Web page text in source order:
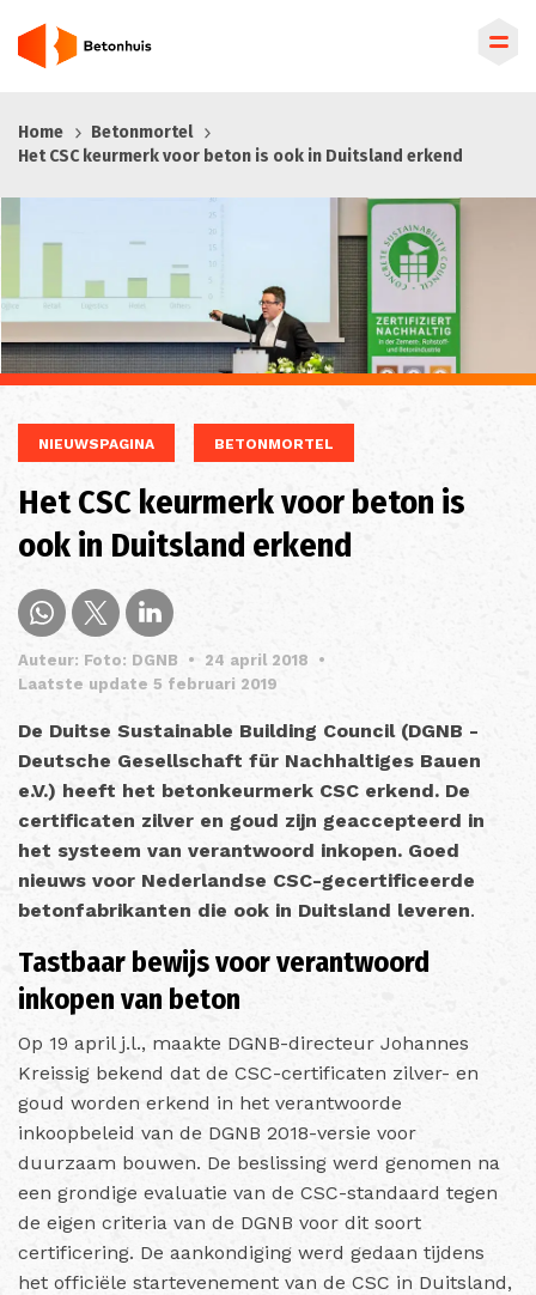
en
naar
de
inhoud
Home
Betonmortel
Het CSC keurmerk voor beton is ook in Duitsland erkend
NIEUWSPAGINA BETONMORTEL
Het CSC keurmerk voor beton is
ook in Duitsland erkend
Auteur: Foto: DGNB • 24 april 2018
•
Laatste update 5 februari 2019
De Duitse Sustainable Building Council (DGNB -
Deutsche Gesellschaft für Nachhaltiges Bauen
e.V.) heeft het betonkeurmerk CSC erkend. De
certificaten zilver en goud zijn geaccepteerd in
het systeem van verantwoord inkopen. Goed
nieuws voor Nederlandse CSC-gecertificeerde
betonfabrikanten die ook in Duitsland leveren.
Tastbaar bewijs voor verantwoord
inkopen van beton
Op 19 april j.l., maakte DGNB-directeur Johannes
Kreissig bekend dat de CSC-certificaten zilver- en
goud worden erkend in het verantwoorde
inkoopbeleid van de DGNB 2018-versie voor
duurzaam bouwen. De beslissing werd genomen na
een grondige evaluatie van de CSC-standaard tegen
de eigen criteria van de DGNB voor dit soort
certificering. De aankondiging werd gedaan tijdens
het officiële startevenement van de CSC in Duitsland,